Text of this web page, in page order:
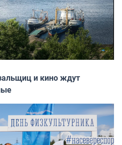
и кино ждут